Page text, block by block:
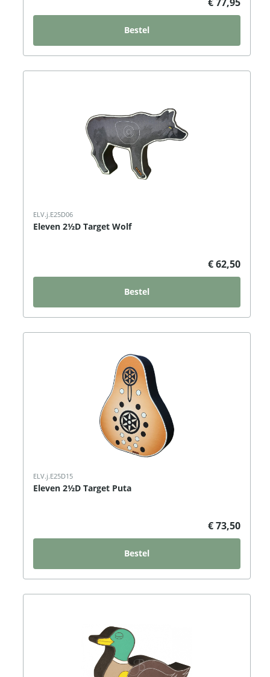
Bestel
ELV.j.E25D06
Eleven 2½D Target Wolf
€ 62,50
Bestel
ELV.j.E25D15
Eleven 2½D Target Puta
€ 73,50
Bestel